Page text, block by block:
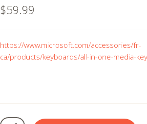
$59.99
https://www.microsoft.com/accessories/fr-
ca/products/keyboards/all-in-one-media-
quantité